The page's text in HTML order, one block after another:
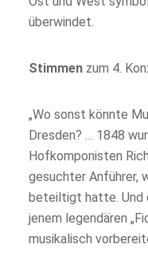
überwindet.
Stimmen zum 4.
„Wo sonst könnte
Dresden? … 1848
Hofkomponisten
gesuchter Anführer,
beteiltigt hatte. Und
jenem legendären
musikalisch